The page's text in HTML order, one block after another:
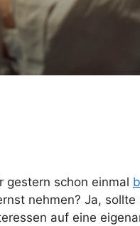
gestern schon einmal
nehmen? Ja, sollte
auf eine